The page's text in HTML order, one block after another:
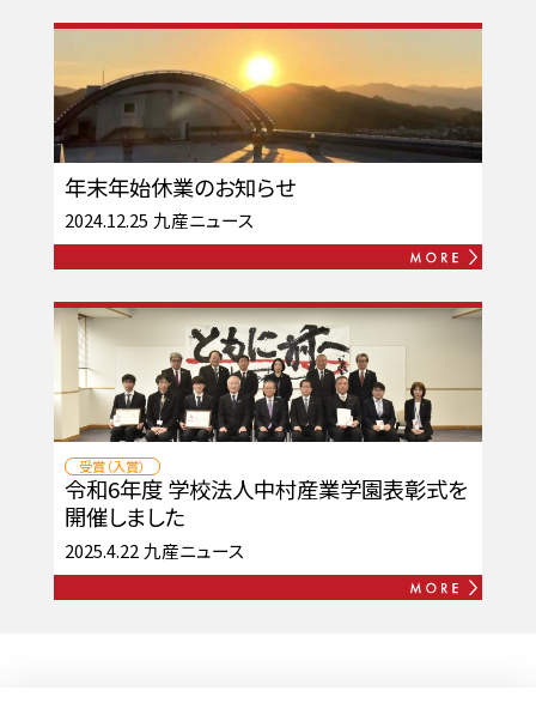
年末年始休業のお知らせ
2024.12.25 九産ニュース
受賞（入賞）
令和6年度 学校法人中村産業学園表彰式を
開催しました
2025.4.22 九産ニュース